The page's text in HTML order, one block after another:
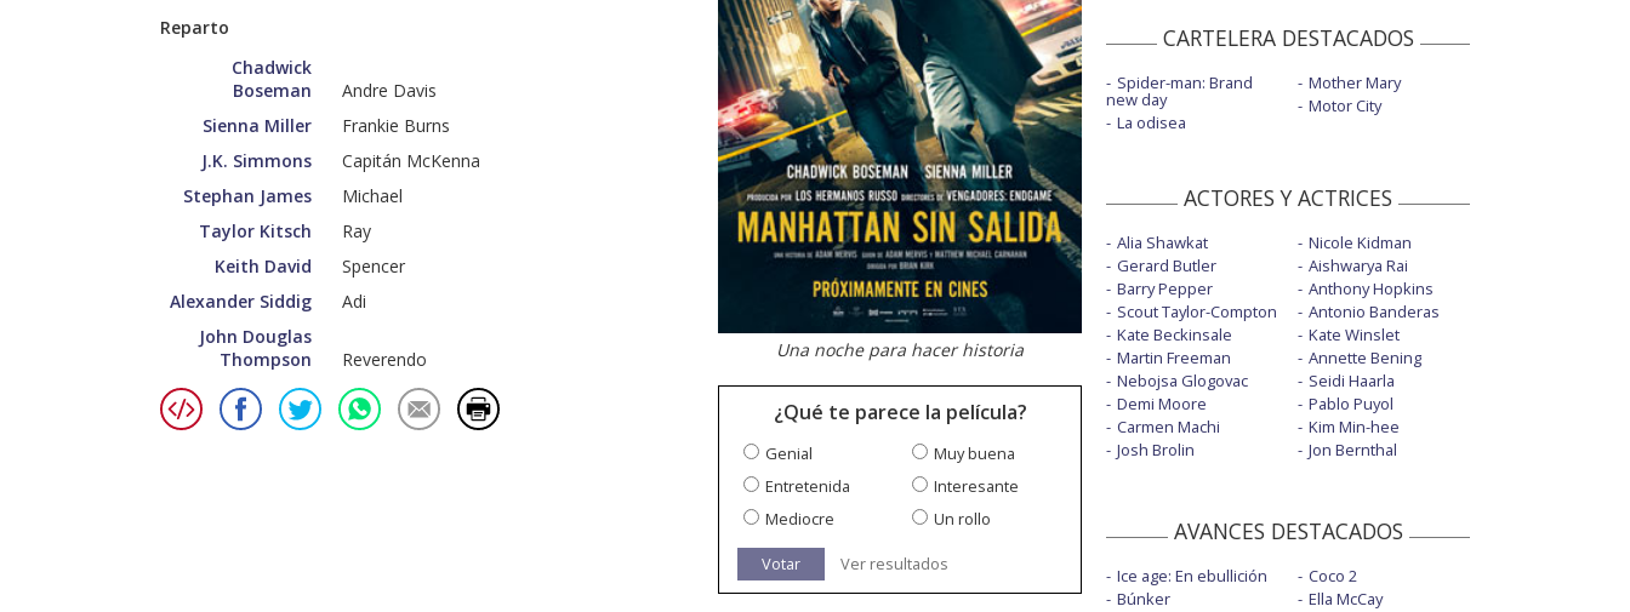
Reparto
Chadwick
Boseman
Andre Davis
Sienna Miller
Frankie Burns
J.K. Simmons
Capitán McKenna
Stephan James
Michael
Taylor Kitsch
Ray
Keith David
Spencer
Alexander Siddig
Adi
John Douglas
Thompson
Reverendo Una noche para hacer historia
¿Qué te parece la película?
Genial
Muy buena
Entretenida
Interesante
Mediocre
Un rollo
Votar Ver resultados
CARTELERA DESTACADOS
Spider-man: Brand
new day
La odisea
Mother Mary
Motor City
ACTORES Y ACTRICES
Alia Shawkat
Gerard Butler
Barry Pepper
Scout Taylor-Compton
Kate Beckinsale
Martin Freeman
Nebojsa Glogovac
Demi Moore
Carmen Machi
Josh Brolin
Nicole Kidman
Aishwarya Rai
Anthony Hopkins
Antonio Banderas
Kate Winslet
Annette Bening
Seidi Haarla
Pablo Puyol
Kim Min-hee
Jon Bernthal
AVANCES DESTACADOS
Ice age: En ebullición
Búnker
Coco 2
Ella McCay